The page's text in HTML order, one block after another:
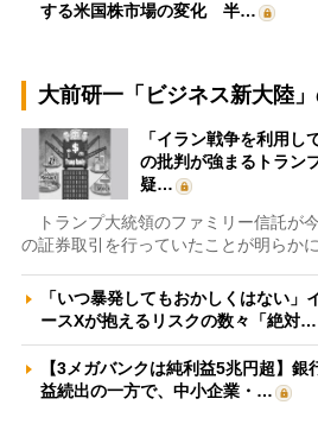
する米国株市場の変化 半…
大前研一「ビジネス新大陸
「イラン戦争を利用し
の批判が強まるトラン
疑…
トランプ大統領のファミリー信託が
の証券取引を行っていたことが明らか
「いつ暴発してもおかしくはない」
ースXが抱えるリスクの数々「絶対…
【3メガバンクは純利益5兆円超】
益続出の一方で、中小企業・…